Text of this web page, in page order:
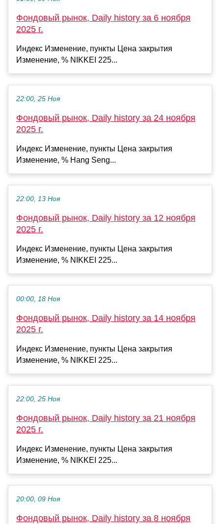
Фондовый рынок, Daily history за 6 ноября
2025 г.
Индекс Изменение, пункты Цена закрытия
Изменение, % NIKKEI 225...
22:00, 25 Ноя
Фондовый рынок, Daily history за 24 ноября
2025 г.
Индекс Изменение, пункты Цена закрытия
Изменение, % Hang Seng...
22:00, 13 Ноя
Фондовый рынок, Daily history за 12 ноября
2025 г.
Индекс Изменение, пункты Цена закрытия
Изменение, % NIKKEI 225...
00:00, 18 Ноя
Фондовый рынок, Daily history за 14 ноября
2025 г.
Индекс Изменение, пункты Цена закрытия
Изменение, % NIKKEI 225...
22:00, 25 Ноя
Фондовый рынок, Daily history за 21 ноября
2025 г.
Индекс Изменение, пункты Цена закрытия
Изменение, % NIKKEI 225...
20:00, 09 Ноя
Фондовый рынок, Daily history за 8 ноября